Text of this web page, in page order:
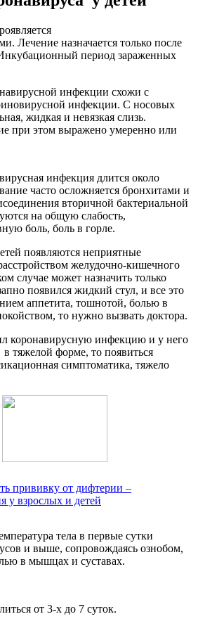
Лечение назначается только после
период зараженных
инфекции схожи с
инфекции. С носовых
жидкая и невязкая слизь.
при этом выражено умеренно или
инфекция длится около
часто осложняется бронхитами и
вторичной бактериальной
на общую слабость,
боль, боль в горле.
появляются неприятные
желудочно-кишечного
случае может назначить только
появился жидкий стул, и все это
аппетита, тошнотой, болью в
то нужно вызвать доктора.
коронавирусную инфекцию и у него
в тяжелой форме, то появиться
симптоматика, тяжело
прививку от дифтерии –
у взрослых и детей
тела в первые сутки
и выше, сопровождаясь ознобом,
в мышцах и суставах.
от 3-х до 7 суток.